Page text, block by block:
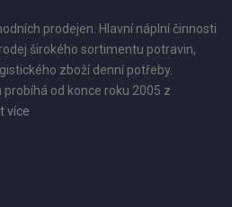
prodejen. Hlavní náplní činnosti
širokého sortimentu potravin,
zboží denní potřeby.
od konce roku 2005 z
více